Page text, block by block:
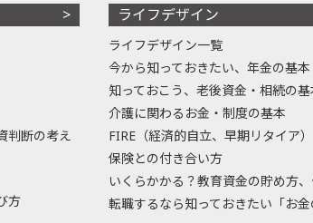
判断の考え
方
ライフデザイン
ライフデザイン一覧
今から知っておきたい、年金の基本
知っておこう、老後資金・相続の
介護に関わるお金・制度の基本
FIRE（経済的自立、早期リタイア）
保険との付き合い方
いくらかかる？教育資金の貯め方
転職するなら知っておきたい「お金